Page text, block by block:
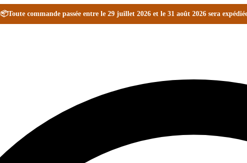
📦Toute commande passée entre le 29 juillet 2026 et le 31 août 2026 sera